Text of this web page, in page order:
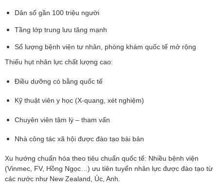
Dân số gần 100 triệu người
Tầng lớp trung lưu tăng mạnh
Số lượng bệnh viện tư nhân, phòng khám quốc tế mở rộng
Thiếu hụt nhân lực chất lượng cao:
Điều dưỡng có bằng quốc tế
Kỹ thuật viên y học (X-quang, xét nghiệm)
Chuyên viên tâm lý – tham vấn
Nhà công tác xã hội được đào tạo bài bản
Xu hướng chuẩn hóa theo tiêu chuẩn quốc tế: Nhiều bệnh viện
(Vinmec, FV, Hồng Ngọc…) ưu tiên tuyển nhân lực được đào tạo từ
các nước như New Zealand, Úc, Anh.